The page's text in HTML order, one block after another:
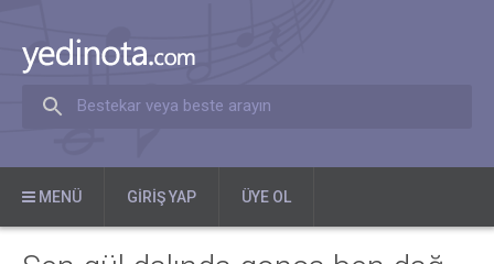
Bestekar veya beste arayın
MENÜ GIRIŞ YAP ÜYE OL